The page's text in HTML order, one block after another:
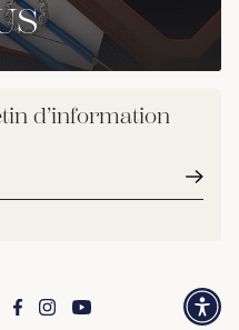
d’information